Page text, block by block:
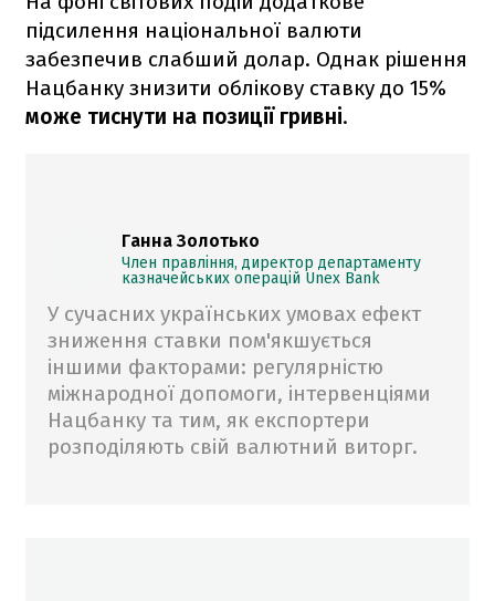
підсилення національної валюти
забезпечив слабший долар. Однак рішення
Нацбанку знизити облікову ставку до 15%
може тиснути на позиції гривні.
Ганна Золотько
Член правління, директор департаменту
казначейських операцій Unex Bank
У сучасних українських умовах ефект
зниження ставки пом'якшується
іншими факторами: регулярністю
міжнародної допомоги, інтервенціями
Нацбанку та тим, як експортери
розподіляють свій валютний виторг.